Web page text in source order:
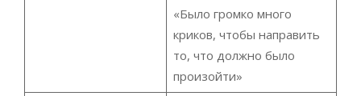
«Было громко много
криков, чтобы направить
то, что должно было
произойти»